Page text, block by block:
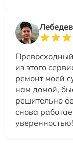
из этого
ремонт моей
нам домой,
решительно
снова
уверенностью!